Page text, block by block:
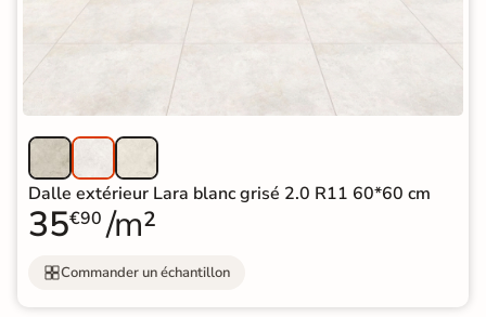
Dalle extérieur Lara blanc grisé 2.0 R11 60*60 cm
35€90 /m²
Commander un échantillon